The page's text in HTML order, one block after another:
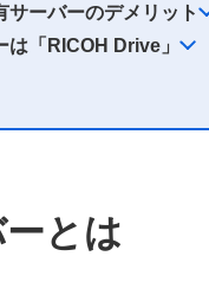
ーバーのデメリット
「RICOH Drive」
とは